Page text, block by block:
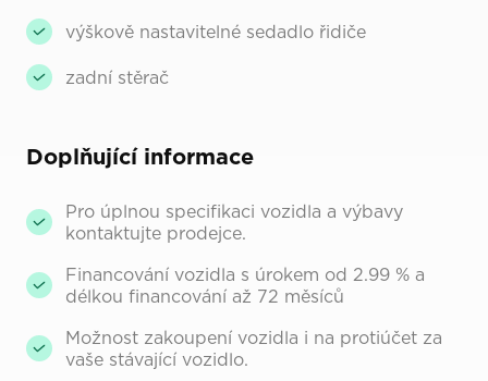
výškově nastavitelné sedadlo řidiče
zadní stěrač
Doplňující informace
Pro úplnou specifikaci vozidla a výbavy
kontaktujte prodejce.
Financování vozidla s úrokem od 2.99 % a
délkou financování až 72 měsíců
Možnost zakoupení vozidla i na protiúčet za
vaše stávající vozidlo.